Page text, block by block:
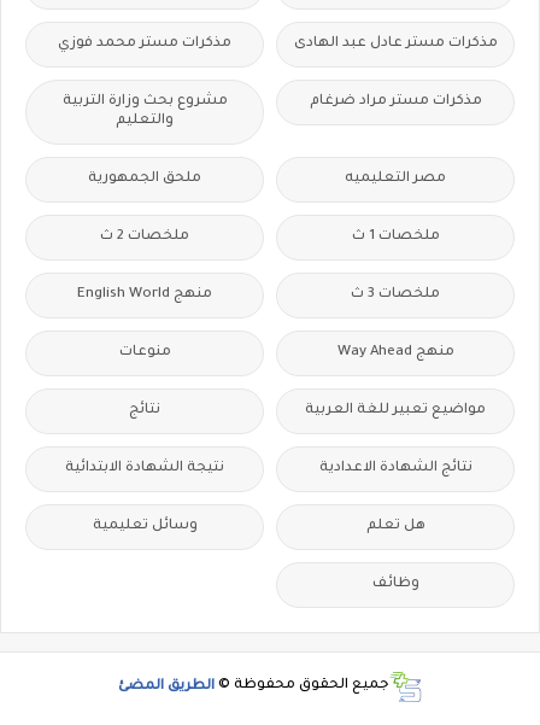
مذكرات مستر عادل عبد الهادى مذكرات مستر محمد فوزي
مذكرات مستر مراد ضرغام
مشروع بحث وزارة التربية
والتعليم
مصر التعليميه ملحق الجمهورية
ملخصات 1 ث ملخصات 2 ث
ملخصات 3 ث منهج English World
منهج Way Ahead منوعات
مواضيع تعبير للغة العربية نتائج
نتائج الشهادة الاعدادية نتيجة الشهادة الابتدائية
هل تعلم وسائل تعليمية
وظائف
جميع الحقوق محفوظة © الطريق المضئ